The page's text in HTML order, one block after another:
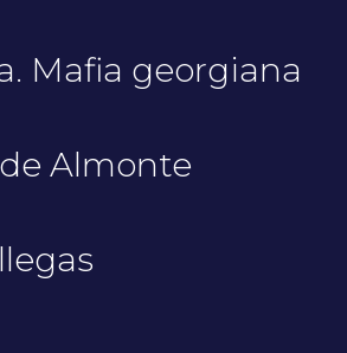
Mafia georgiana
Almonte